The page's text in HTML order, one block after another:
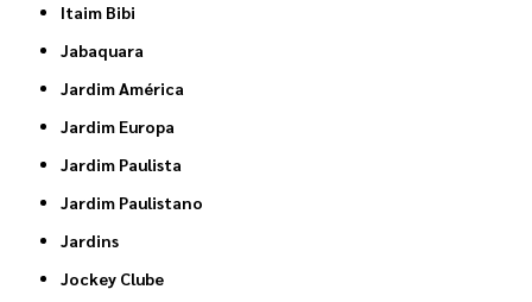
Itaim Bibi
Jabaquara
Jardim América
Jardim Europa
Jardim Paulista
Jardim Paulistano
Jardins
Jockey Clube